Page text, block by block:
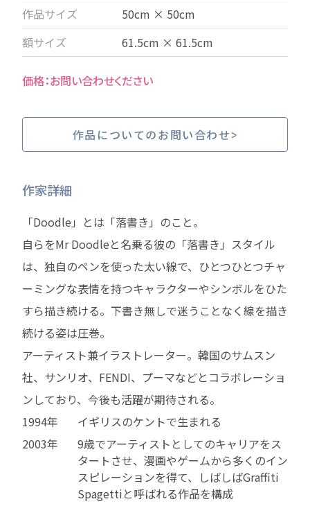
作品サイズ
50cm × 50cm
額サイズ
61.5cm × 61.5cm
お問い合わせください
作品についてのお問い合わせ
作家詳細
「Doodle」とは「落書き」のこと。
自らをMr Doodleと名乗る彼の「落書き」スタイル
は、独自のペンを使った太い線で、ひとつひとつチャ
ーミングな表情を持つキャラクターやシンボルをひた
すら描き続ける。下書き無しで迷うことなく線を描き
続ける姿は圧巻。
アーティスト兼イラストレーター。韓国のサムスン
社、サンリオ、FENDI、プーマなどとコラボレーショ
ンしており、今後も活躍が期待される。
1994年
イギリスのケントで生まれる
2003年
9歳でアーティストとしてのキャリアをス
タートさせ、漫画やゲームから多くのイン
スピレーションを得て、しばしばGraffiti
Spagettiと呼ばれる作品を構成